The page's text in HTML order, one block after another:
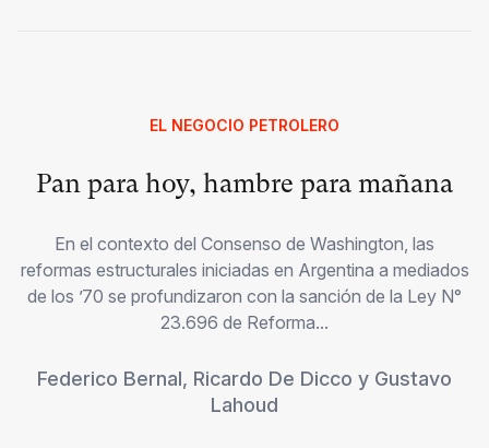
EL NEGOCIO PETROLERO
Pan para hoy, hambre para mañana
En el contexto del Consenso de Washington, las
reformas estructurales iniciadas en Argentina a mediados
de los ’70 se profundizaron con la sanción de la Ley N°
23.696 de Reforma...
Federico Bernal, Ricardo De Dicco y Gustavo
Lahoud